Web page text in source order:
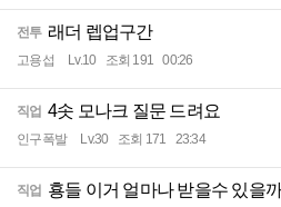
전투 래더 렙업구간
고용섭 Lv.10 조회 191 00:26
직업 4솟 모나크 질문 드려요
인구폭발 Lv.30 조회 171 23:34
직업 횽들 이거 얼마나 받을수 있을